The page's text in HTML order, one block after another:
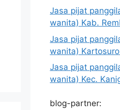
Jasa pijat
wanita) Kab.
Jasa pijat
wanita)
Jasa pijat
wanita) Kec.
blog-partner: